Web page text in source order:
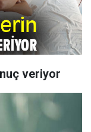
veriyor